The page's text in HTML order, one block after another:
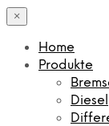
×
Home
Produkte
Diesel